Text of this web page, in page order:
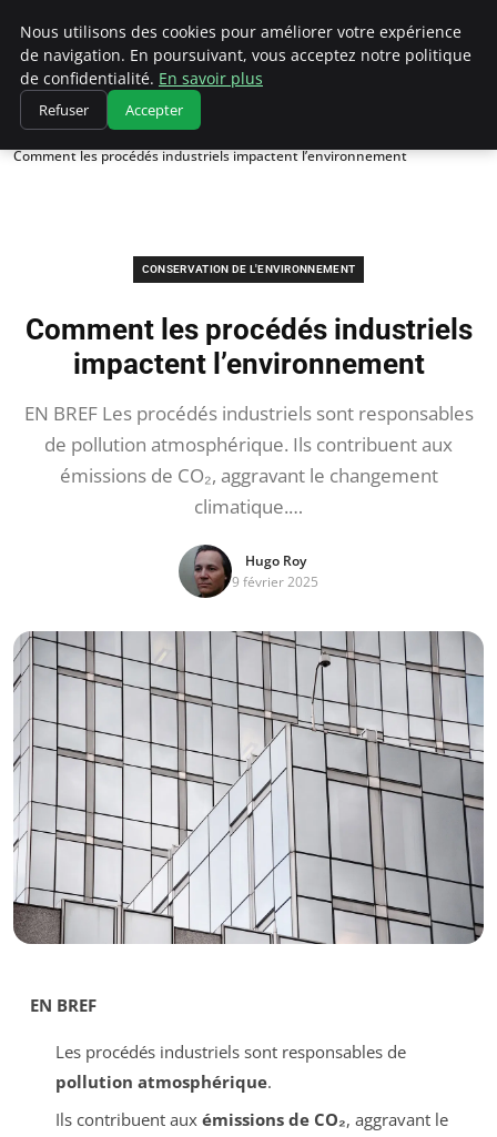
Climatedebtagents
Accueil
Conservation de l'environnement
Comment les procédés industriels impactent l’environnement
CONSERVATION DE L'ENVIRONNEMENT
Comment les procédés industriels
impactent l’environnement
EN BREF Les procédés industriels sont responsables
de pollution atmosphérique. Ils contribuent aux
émissions de CO₂, aggravant le changement
climatique.…
Hugo Roy
9 février 2025
EN BREF
Les procédés industriels sont responsables de
pollution atmosphérique.
Ils contribuent aux émissions de CO₂, aggravant le
Nous utilisons des cookies pour améliorer votre expérience
de navigation. En poursuivant, vous acceptez notre politique
de confidentialité. En savoir plus
Refuser Accepter